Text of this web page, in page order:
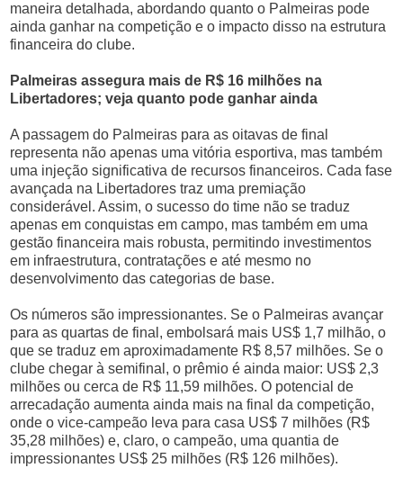
maneira detalhada, abordando quanto o Palmeiras pode
ainda ganhar na competição e o impacto disso na estrutura
financeira do clube.
Palmeiras assegura mais de R$ 16 milhões na
Libertadores; veja quanto pode ganhar ainda
A passagem do Palmeiras para as oitavas de final
representa não apenas uma vitória esportiva, mas também
uma injeção significativa de recursos financeiros. Cada fase
avançada na Libertadores traz uma premiação
considerável. Assim, o sucesso do time não se traduz
apenas em conquistas em campo, mas também em uma
gestão financeira mais robusta, permitindo investimentos
em infraestrutura, contratações e até mesmo no
desenvolvimento das categorias de base.
Os números são impressionantes. Se o Palmeiras avançar
para as quartas de final, embolsará mais US$ 1,7 milhão, o
que se traduz em aproximadamente R$ 8,57 milhões. Se o
clube chegar à semifinal, o prêmio é ainda maior: US$ 2,3
milhões ou cerca de R$ 11,59 milhões. O potencial de
arrecadação aumenta ainda mais na final da competição,
onde o vice-campeão leva para casa US$ 7 milhões (R$
35,28 milhões) e, claro, o campeão, uma quantia de
impressionantes US$ 25 milhões (R$ 126 milhões).